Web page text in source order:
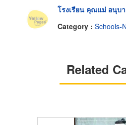
โรงเรียน คุณแม่ อนุบ
Category : Schools-
Related